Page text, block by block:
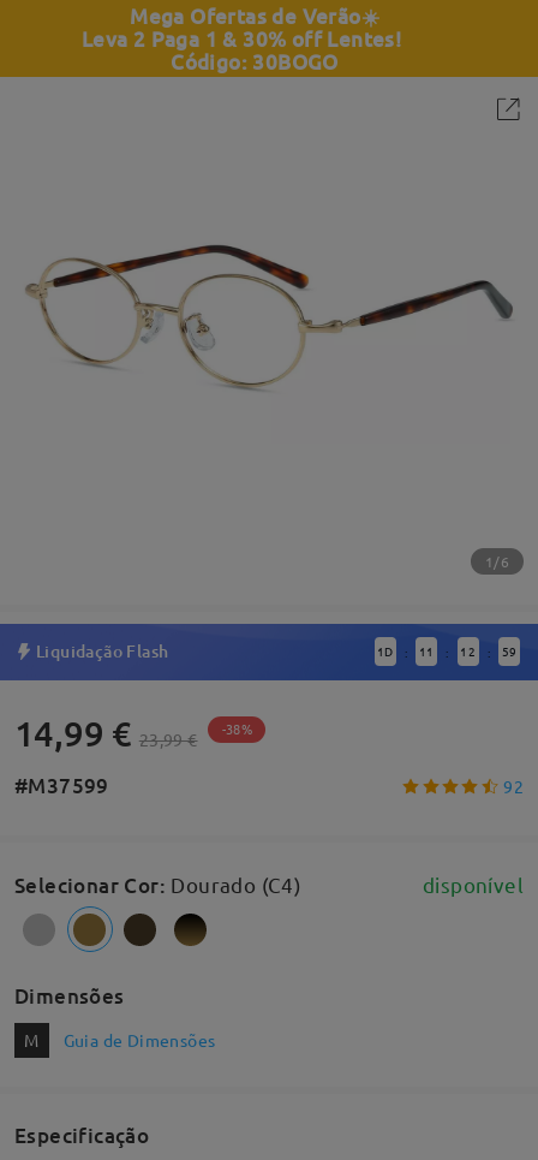
Mega Ofertas de Verão☀️
Leva 2 Paga 1 & 30% off Lentes!
Código: 30BOGO
1/6
Liquidação Flash 1 D : 11 : 12 : 58
14,99 € 23,99 € -38%
#M37599 92
Selecionar Cor: Dourado (C4) disponível
Dimensões
M Guia de Dimensões
Especificação